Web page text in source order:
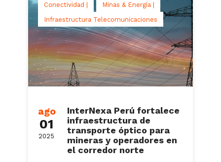
ago
01
2025
Conectividad |
Minas & Energía |
Infraestructura Telecomunicaciones
InterNexa Perú fortalece
infraestructura de
transporte óptico para
mineras y operadores en
el corredor norte